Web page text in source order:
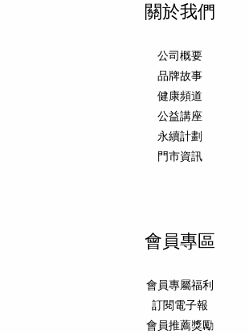
關於我們
公司概要
品牌故事
健康頻道
公益講座
永續計劃
門市資訊
會員專區
會員專屬福利
訂閱電子報
會員推薦獎勵